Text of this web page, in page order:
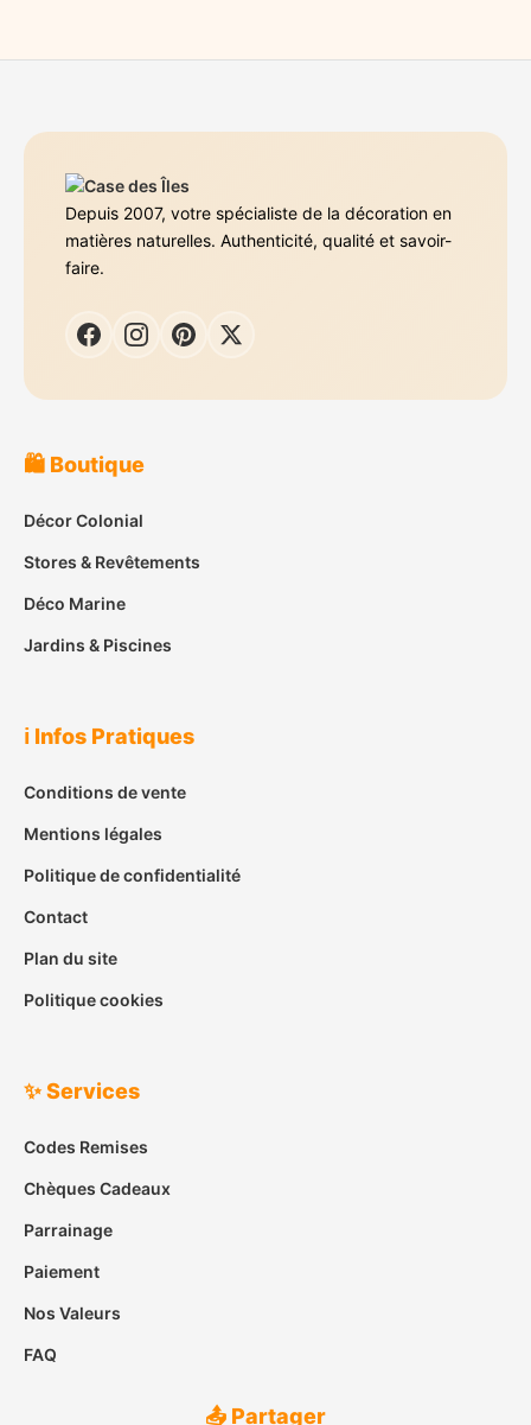
Depuis 2007, votre spécialiste de la décoration en
matières naturelles. Authenticité, qualité et savoir-
faire.
🛍️ Boutique
Décor Colonial
Stores & Revêtements
Déco Marine
Jardins & Piscines
ℹ️ Infos Pratiques
Conditions de vente
Mentions légales
Politique de confidentialité
Contact
Plan du site
Politique cookies
✨ Services
Codes Remises
Chèques Cadeaux
Parrainage
Paiement
Nos Valeurs
FAQ
📤 Partager